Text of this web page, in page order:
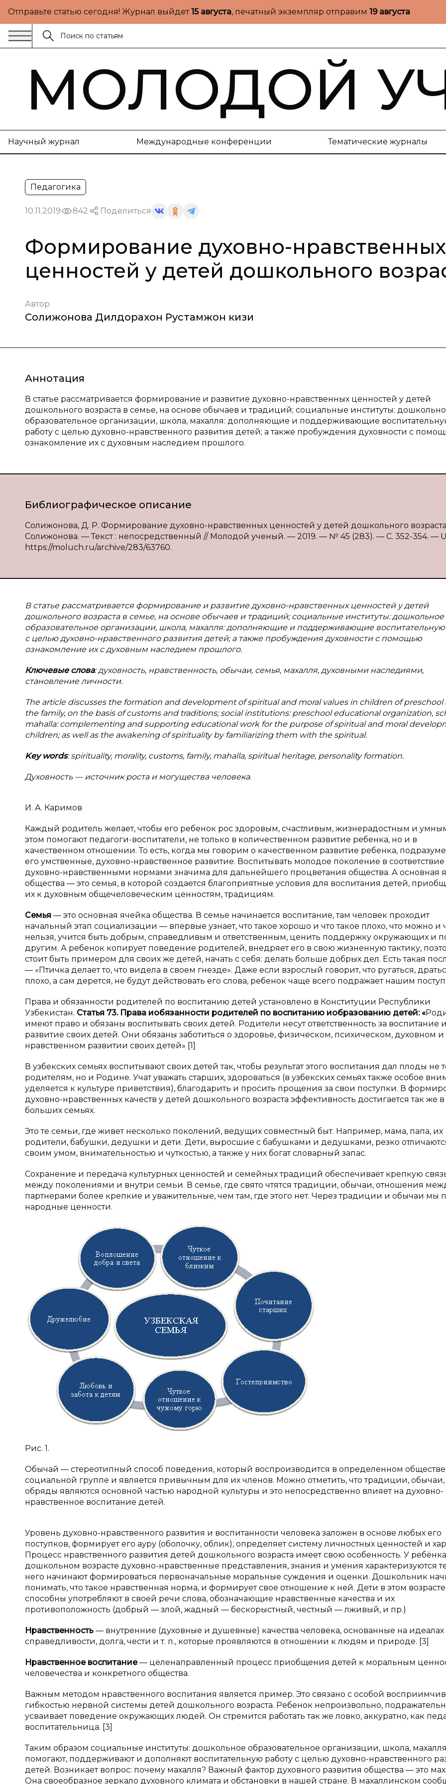
Отправьте статью сегодня! Журнал выйдет15 августа, печатный экземпляр отправим 19 августа
МОЛОДОЙ
Научный журнал Международные конференции Тематические журналы
Педагогика
10.11.2019 842 Поделиться
Формирование духовно-нравственных
ценностей у детей дошкольного
Автор
Солижонова Дилдорахон Рустамжон кизи
Аннотация
В статье рассматривается формирование и развитие духовно-нравственных ценностей у детей
дошкольного возраста в семье, на основе обычаев и традиций; социальные институты:
образовательное организации, школа, махалля: дополняющие и поддерживающие
работу с целью духовно-нравственного развития детей; а также пробуждения духовности с
ознакомление их с духовным наследием прошлого.
Библиографическое описание
Солижонова, Д. Р. Формирование духовно-нравственных ценностей у детей дошкольного
Солижонова. — Текст : непосредственный // Молодой ученый. — 2019. — № 45 (283). — С. 352-354. —
https://moluch.ru/archive/283/63760.
В статье рассматривается формирование и развитие духовно-нравственных ценностей у детей
дошкольного возраста в семье, на основе обычаев и традиций; социальные институты: дошкольное
образовательное организации, школа, махалля: дополняющие и поддерживающие воспитательную
с целью духовно-нравственного развития детей; а также пробуждения духовности с помощью
ознакомление их с духовным наследием прошлого.
Ключевые слова: духовность, нравственность, обычаи, семья, махалля, духовными наследиями,
становление личности.
The article discusses the formation and development of spiritual and moral values in children of preschool
the family, on the basis of customs and traditions; social institutions: preschool educational organization,
mahalla: complementing and supporting educational work for the purpose of spiritual and moral
children; as well as the awakening of spirituality by familiarizing them with the spiritual.
Key words: spirituality, morality, customs, family, mahalla, spiritual heritage, personality formation.
Духовность — источник роста и могущества человека.
И. А. Каримов
Каждый родитель желает, чтобы его ребенок рос здоровым, счастливым, жизнерадостным и
этом помогают педагоги-воспитатели, не только в количественном развитие ребенка, но и в
качественном отношении. То есть, когда мы говорим о качественном развитие ребенка,
его умственные, духовно-нравственное развитие. Воспитывать молодое поколение в соответствие
духовно-нравственными нормами значима для дальнейшего процветания общества. А основная
общества — это семья, в которой создается благоприятные условия для воспитания детей,
их к духовным общечеловеческим ценностям, традициям.
Семья — это основная ячейка общества. В семье начинается воспитание, там человек проходит
начальный этап социализации — впервые узнает, что такое хорошо и что такое плохо, что можно и
нельзя, учится быть добрым, справедливым и ответственным, ценить поддержку окружающих и
другим. А ребенок копирует поведение родителей, внедряет его в свою жизненную тактику,
стоит быть примером для своих же детей, начать с себя: делать больше добрых дел. Есть такая
— «Птичка делает то, что видела в своем гнезде». Даже если взрослый говорит, что ругаться,
плохо, а сам дерется, не будут действовать его слова, ребенок чаще всего подражает нашим
Права и обязанности родителей по воспитанию детей установлено в Конституции Республики
Узбекистан. Статья 73. Права иобязанности родителей по воспитанию иобразованию детей: «
имеют право и обязаны воспитывать своих детей. Родители несут ответственность за воспитание и
развитие своих детей. Они обязаны заботиться о здоровье, физическом, психическом, духовном и
нравственном развитии своих детей» [1]
В узбекских семьях воспитывают своих детей так, чтобы результат этого воспитания дал плоды не
родителям, но и Родине. Учат уважать старших, здороваться (в узбекских семьях также особое
уделяется к культуре приветствия), благодарить и просить прощения за свои поступки. В
духовно-нравственных качеств у детей дошкольного возраста эффективность достигается так же в
больших семьях.
Это те семьи, где живет несколько поколений, ведущих совместный быт. Например, мама, папа, их
родители, бабушки, дедушки и дети. Дети, выросшие с бабушками и дедушками, резко
своим умом, внимательностью и чуткостью, а также у них богат словарный запас.
Сохранение и передача культурных ценностей и семейных традиций обеспечивает крепкую
между поколениями и внутри семьи. В семье, где свято чтятся традиции, обычаи, отношения
партнерами более крепкие и уважительные, чем там, где этого нет. Через традиции и обычаи мы
народные ценности.
Рис. 1.
Обычай — стереотипный способ поведения, который воспроизводится в определенном
социальной группе и является привычным для их членов. Можно отметить, что традиции, обычаи,
обряды являются основной частью народной культуры и это непосредственно влияет на духовно-
нравственное воспитание детей.
Уровень духовно-нравственного развития и воспитанности человека заложен в основе любых его
поступков, формирует его ауру (оболочку, облик), определяет систему личностных ценностей и
Процесс нравственного развития детей дошкольного возраста имеет свою особенность. У
дошкольном возрасте духовно-нравственные представления, знания и умения характеризуются
него начинают формироваться первоначальные моральные суждения и оценки. Дошкольник
понимать, что такое нравственная норма, и формирует свое отношение к ней. Дети в этом возрасте
способны употребляют в своей речи слова, обозначающие нравственные качества и их
противоположность (добрый — злой, жадный — бескорыстный, честный — лживый, и пр.)
Нравственность — внутренние (духовные и душевные) качества человека, основанные на идеалах
справедливости, долга, чести и т. п., которые проявляются в отношении к людям и природе. [3]
Нравственное воспитание— целенаправленный процесс приобщения детей к моральным
человечества и конкретного общества.
Важным методом нравственного воспитания является пример. Это связано с особой
гибкостью нервной системы детей дошкольного возраста. Ребенок непроизвольно,
усваивает поведение окружающих людей. Он стремится работать так же ловко, аккуратно, как
воспитательница. [3]
Таким образом социальные институты: дошкольное образовательное организации, школа,
помогают, поддерживают и дополняют воспитательную работу с целью духовно-нравственного
детей. Возникает вопрос: почему махалля? Важный фактор духовного развития общества — это
Она своеобразное зеркало духовного климата и обстановки в нашей стране. В махаллинском